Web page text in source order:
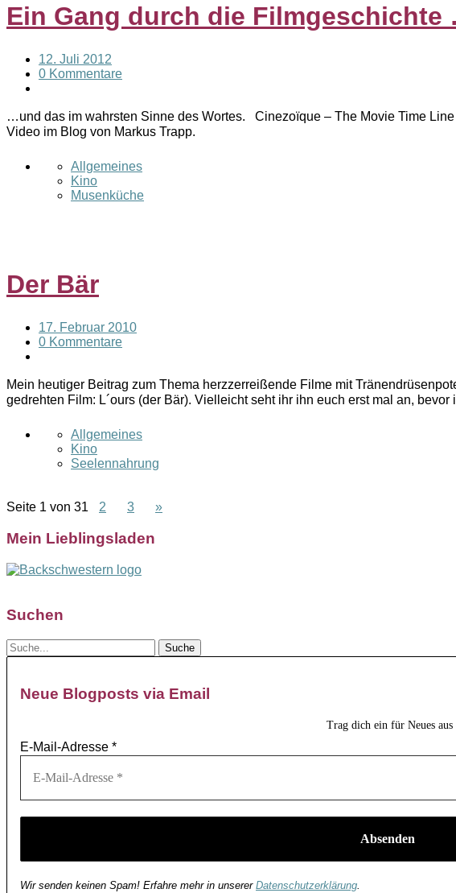
Ein Gang durch die Filmgeschichte
12. Juli 2012
0 Kommentare
…und das im wahrsten Sinne des Wortes. Cinezoïque – The Movie Time
Video im Blog von Markus Trapp.
Allgemeines
Kino
Musenküche
Der Bär
17. Februar 2010
0 Kommentare
Mein heutiger Beitrag zum Thema herzzerreißende Filme mit
gedrehten Film: L´ours (der Bär). Vielleicht seht ihr ihn euch erst mal an,
Allgemeines
Kino
Seelennahrung
Seite 1 von 31 2 3 »
Mein Lieblingsladen
Suchen
Neue Blogposts via Email
Trag dich ein für Neues aus
E-Mail-Adresse *
Wir senden keinen Spam! Erfahre mehr in unserer Datenschutzerklärung